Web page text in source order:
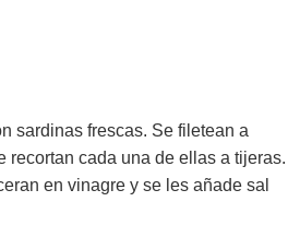
sardinas frescas. Se filetean a
recortan cada una de ellas a tijeras.
en vinagre y se les añade sal